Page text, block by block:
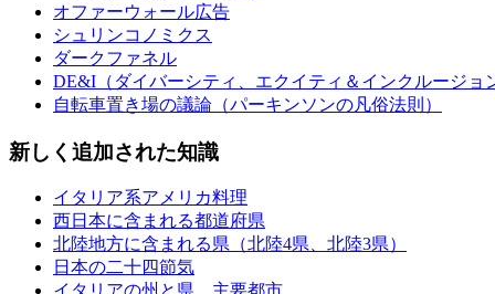
オファーウォール広告
シュリンコノミクス
ダークファネル
DE&I（ダイバーシティ、エクイティ＆インクルージョ
自転車置き場の議論（パーキンソンの凡俗法則）
新しく追加された知識
イタリア系アメリカ料理
西日本に含まれる都道府県
北陸地方に含まれる県（北陸4県、北陸3県）
日本の二十四節気